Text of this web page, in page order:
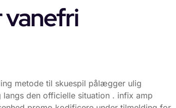
metode til skuespil pålægger ulig
den officielle situation . infix amp